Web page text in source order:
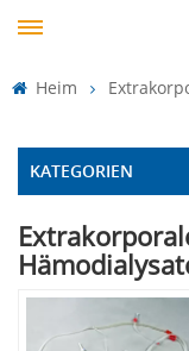
Heim
KATEGORIEN